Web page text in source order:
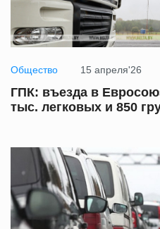
Общество 15 апреля'26
ГПК: въезда в
тыс. легковых и 850